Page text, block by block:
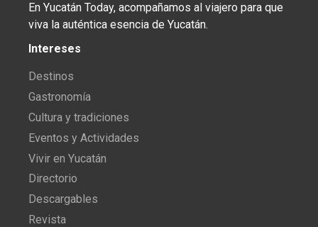
En Yucatán Today, acompañamos al viajero para que
viva la auténtica esencia de Yucatán.
Intereses
Destinos
Gastronomía
Cultura y tradiciones
Eventos y Actividades
Vivir en Yucatán
Directorio
Descargables
Revista